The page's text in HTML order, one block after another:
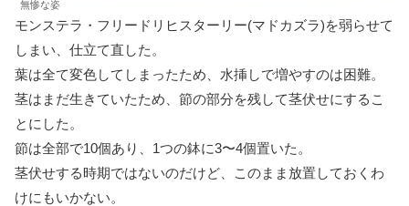
無惨な姿
モンステラ・フリードリヒスターリー(マドカズラ)を弱らせて
しまい、仕立て直した。
葉は全て変色してしまったため、水挿しで増やすのは困難。
茎はまだ生きていたため、節の部分を残して茎伏せにするこ
とにした。
節は全部で10個あり、1つの鉢に3〜4個置いた。
茎伏せする時期ではないのだけど、このまま放置しておくわ
けにもいかない。